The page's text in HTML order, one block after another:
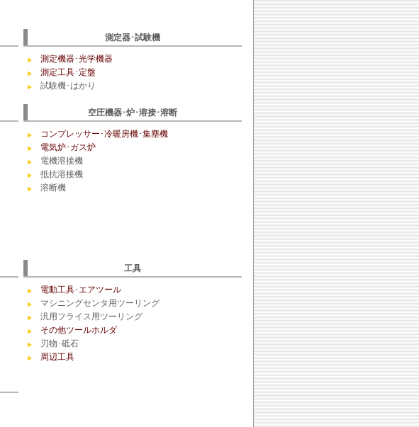
測定器･試験機
測定機器･光学機器
測定工具･定盤
試験機･はかり
空圧機器･炉･溶接･溶断
コンプレッサー･冷暖房機･集塵機
電気炉･ガス炉
電機溶接機
抵抗溶接機
溶断機
工具
電動工具･エアツール
マシニングセンタ用ツーリング
汎用フライス用ツーリング
その他ツールホルダ
刃物･砥石
周辺工具